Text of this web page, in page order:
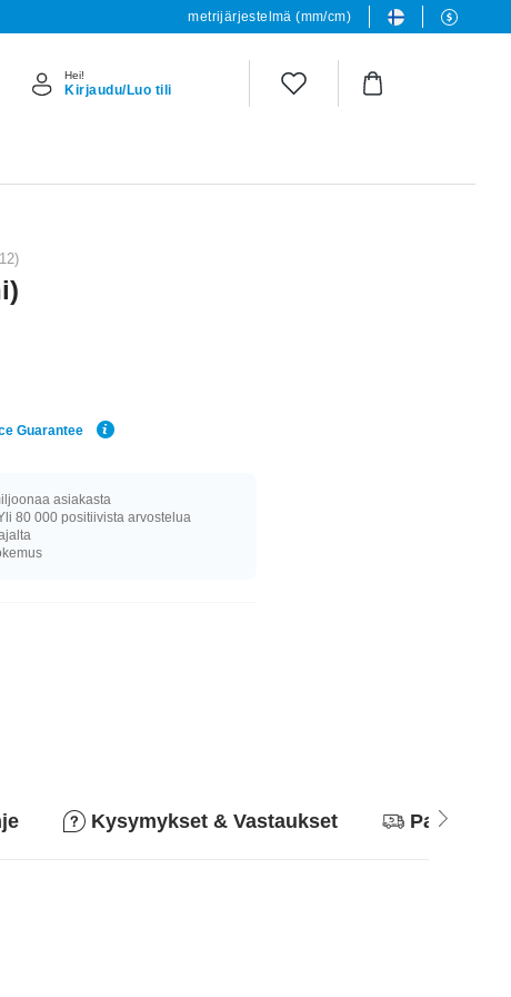
metrijärjestelmä (mm/cm)
Hei!
Kirjaudu/Luo tili
Guarantee
asiakasta
80 000 positiivista arvostelua
Kysymykset & Vastaukset